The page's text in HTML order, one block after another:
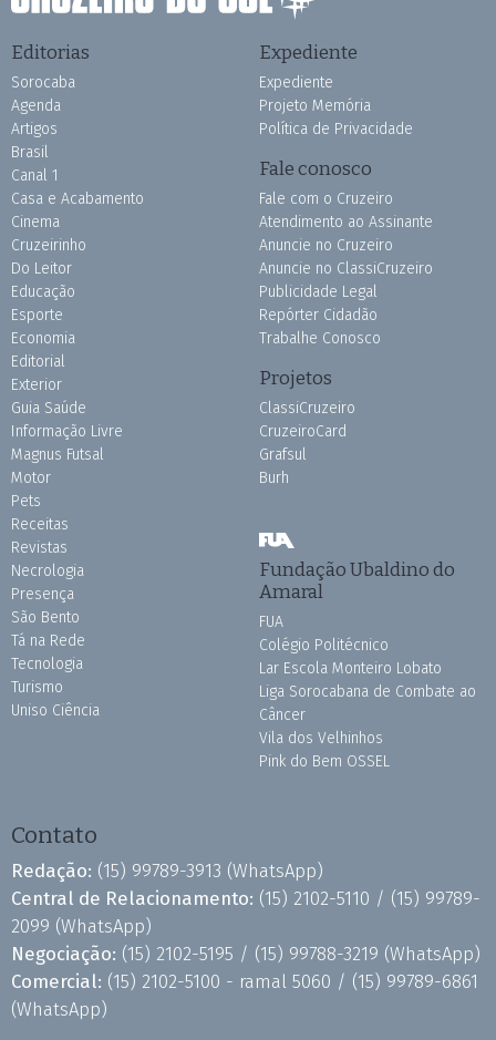
Editorias
Sorocaba
Agenda
Artigos
Brasil
Canal 1
Casa e Acabamento
Cinema
Cruzeirinho
Do Leitor
Educação
Esporte
Economia
Editorial
Exterior
Guia Saúde
Informação Livre
Magnus Futsal
Motor
Pets
Receitas
Revistas
Necrologia
Presença
São Bento
Tá na Rede
Tecnologia
Turismo
Uniso Ciência
Expediente
Expediente
Projeto Memória
Política de Privacidade
Fale conosco
Fale com o Cruzeiro
Atendimento ao Assinante
Anuncie no Cruzeiro
Anuncie no ClassiCruzeiro
Publicidade Legal
Repórter Cidadão
Trabalhe Conosco
Projetos
ClassiCruzeiro
CruzeiroCard
Grafsul
Burh
Fundação Ubaldino do
Amaral
FUA
Colégio Politécnico
Lar Escola Monteiro Lobato
Liga Sorocabana de Combate ao
Câncer
Vila dos Velhinhos
Pink do Bem OSSEL
Contato
Redação: (15) 99789-3913 (WhatsApp)
Central de Relacionamento: (15) 2102-5110 / (15) 99789-
2099 (WhatsApp)
Negociação: (15) 2102-5195 / (15) 99788-3219 (WhatsApp)
Comercial: (15) 2102-5100 - ramal 5060 / (15) 99789-6861
(WhatsApp)